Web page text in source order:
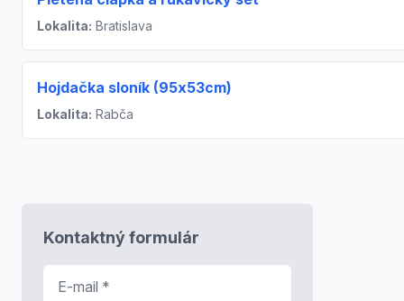
Lokalita: Bratislava
Hojdačka sloník (95x53cm)
Lokalita: Rabča
Kontaktný formulár